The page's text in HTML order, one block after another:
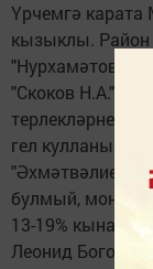
Үрчемгә
кызыклы. Район
"Нурхамәтов
"Скоков Н.А."
терлекләрнең
гел кулланышта
"Әхмәтвәлиева
булмый, монда
13-19% кына
Леонид